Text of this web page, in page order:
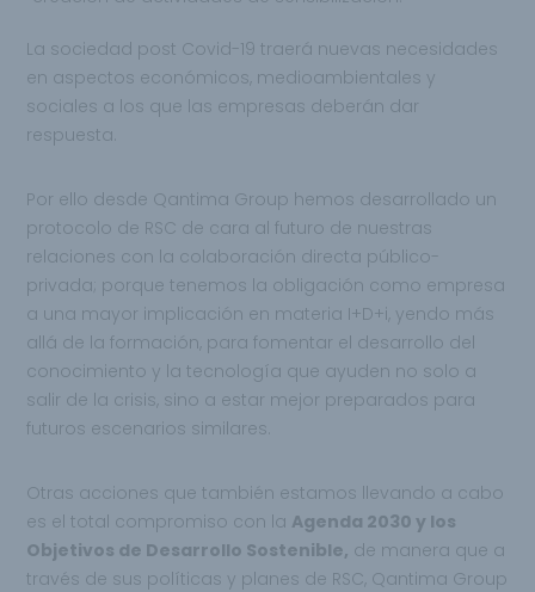
La sociedad post Covid-19 traerá nuevas necesidades
en aspectos económicos, medioambientales y
sociales a los que las empresas deberán dar
respuesta.
Por ello desde Qantima Group hemos desarrollado un
protocolo de RSC de cara al futuro de nuestras
relaciones con la colaboración directa público-
privada; porque tenemos la obligación como empresa
a una mayor implicación en materia I+D+i, yendo más
allá de la formación, para fomentar el desarrollo del
conocimiento y la tecnología que ayuden no solo a
salir de la crisis, sino a estar mejor preparados para
futuros escenarios similares.
Otras acciones que también estamos llevando a cabo
es el total compromiso con la Agenda 2030 y los
Objetivos de Desarrollo Sostenible, de manera que a
través de sus políticas y planes de RSC, Qantima Group